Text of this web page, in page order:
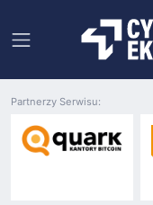
Partnerzy Serwisu: